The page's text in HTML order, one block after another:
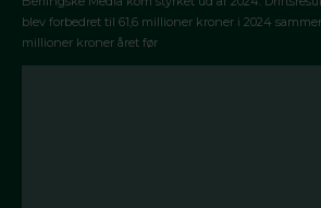
blev forbedret til 61,6 millioner kroner i 2024
millioner kroner året før